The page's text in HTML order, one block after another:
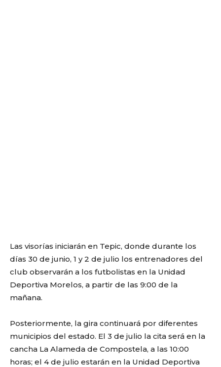
Las visorías iniciarán en Tepic, donde durante los
días 30 de junio, 1 y 2 de julio los entrenadores del
club observarán a los futbolistas en la Unidad
Deportiva Morelos, a partir de las 9:00 de la
mañana.
Posteriormente, la gira continuará por diferentes
municipios del estado. El 3 de julio la cita será en la
cancha La Alameda de Compostela, a las 10:00
horas; el 4 de julio estarán en la Unidad Deportiva